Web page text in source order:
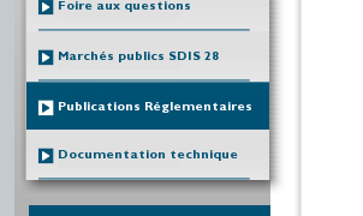
Foire aux questions
Marchés publics SDIS 28
Publications Réglementaires
Documentation technique